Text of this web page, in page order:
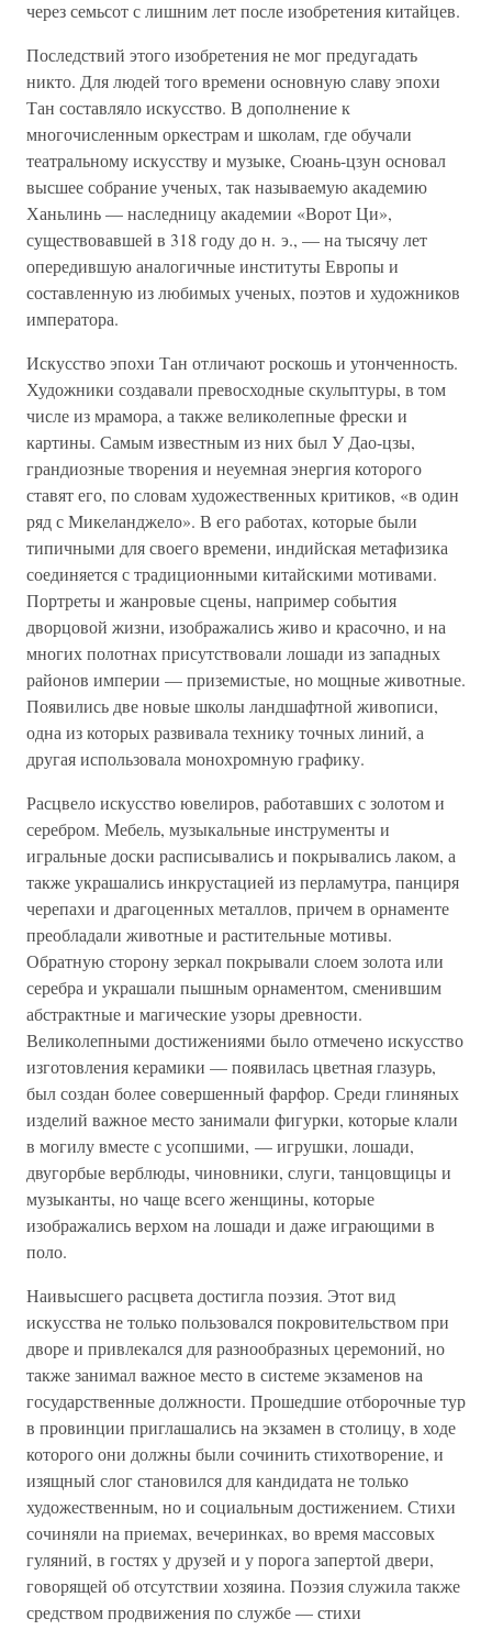
через семьсот с лишним лет после изобретения китайцев.
Последствий этого изобретения не мог предугадать
никто. Для людей того времени основную славу эпохи
Тан составляло искусство. В дополнение к
многочисленным оркестрам и школам, где обучали
театральному искусству и музыке, Сюань-цзун основал
высшее собрание ученых, так называемую академию
Ханьлинь — наследницу академии «Ворот Ци»,
существовавшей в 318 году до н. э., — на тысячу лет
опередившую аналогичные институты Европы и
составленную из любимых ученых, поэтов и художников
императора.
Искусство эпохи Тан отличают роскошь и утонченность.
Художники создавали превосходные скульптуры, в том
числе из мрамора, а также великолепные фрески и
картины. Самым известным из них был У Дао-цзы,
грандиозные творения и неуемная энергия которого
ставят его, по словам художественных критиков, «в один
ряд с Микеланджело». В его работах, которые были
типичными для своего времени, индийская метафизика
соединяется с традиционными китайскими мотивами.
Портреты и жанровые сцены, например события
дворцовой жизни, изображались живо и красочно, и на
многих полотнах присутствовали лошади из западных
районов империи — приземистые, но мощные животные.
Появились две новые школы ландшафтной живописи,
одна из которых развивала технику точных линий, а
другая использовала монохромную графику.
Расцвело искусство ювелиров, работавших с золотом и
серебром. Мебель, музыкальные инструменты и
игральные доски расписывались и покрывались лаком, а
также украшались инкрустацией из перламутра, панциря
черепахи и драгоценных металлов, причем в орнаменте
преобладали животные и растительные мотивы.
Обратную сторону зеркал покрывали слоем золота или
серебра и украшали пышным орнаментом, сменившим
абстрактные и магические узоры древности.
Великолепными достижениями было отмечено искусство
изготовления керамики — появилась цветная глазурь,
был создан более совершенный фарфор. Среди глиняных
изделий важное место занимали фигурки, которые клали
в могилу вместе с усопшими, — игрушки, лошади,
двугорбые верблюды, чиновники, слуги, танцовщицы и
музыканты, но чаще всего женщины, которые
изображались верхом на лошади и даже играющими в
поло.
Наивысшего расцвета достигла поэзия. Этот вид
искусства не только пользовался покровительством при
дворе и привлекался для разнообразных церемоний, но
также занимал важное место в системе экзаменов на
государственные должности. Прошедшие отборочные тур
в провинции приглашались на экзамен в столицу, в ходе
которого они должны были сочинить стихотворение, и
изящный слог становился для кандидата не только
художественным, но и социальным достижением. Стихи
сочиняли на приемах, вечеринках, во время массовых
гуляний, в гостях у друзей и у порога запертой двери,
говорящей об отсутствии хозяина. Поэзия служила также
средством продвижения по службе — стихи